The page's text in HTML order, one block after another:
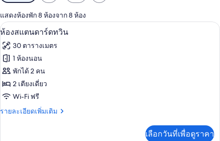
กรอง
ที่
มี
ให้
สำหรับ
ห้อง
พัก
แสดงห้องพัก 8 ห้องจาก 8 ห้อง
เปิด
ภาพถ่าย
ทั้งหมด
ของ
ห้อง
สแตนดาร์ด
ทวิน
ห้องสแตนดาร์ดทวิน | เครื่องนอนป้อง
5
ห้องสแตนดาร์ดทวิน
30 ตารางเมตร
1 ห้องนอน
พักได้ 2 คน
2 เตียงเดี่ยว
Wi-Fi ฟรี
รายละเอียดเพิ่มเติม
ราย
เลือกวันที่เพื่อดูราคา